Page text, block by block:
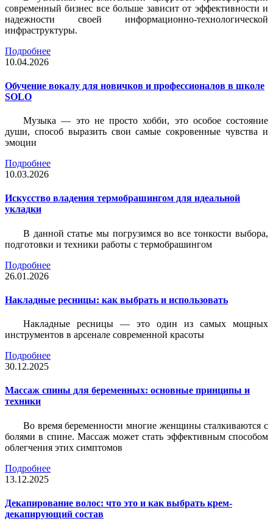
современный бизнес все больше зависит от эффективности и
надежности своей информационно-технологической
инфраструктуры.
Подробнее
10.04.2026
Обучение вокалу для новичков и профессионалов в школе
SOLO
Музыка — это не просто хобби, это особое состояние
души, способ выразить свои самые сокровенные чувства и
эмоции
Подробнее
10.03.2026
Искусство владения термобрашингом для идеальной
укладки
В данной статье мы погрузимся во все тонкости выбора,
подготовки и техники работы с термобрашингом
Подробнее
26.01.2026
Накладные ресницы: как выбрать и использовать
Накладные ресницы — это один из самых мощных
инструментов в арсенале современной красоты
Подробнее
30.12.2025
Массаж спины для беременных: основные принципы и
техники
Во время беременности многие женщины сталкиваются с
болями в спине. Массаж может стать эффективным способом
облегчения этих симптомов
Подробнее
13.12.2025
Декапирование волос: что это и как выбрать крем-
декапирующий состав